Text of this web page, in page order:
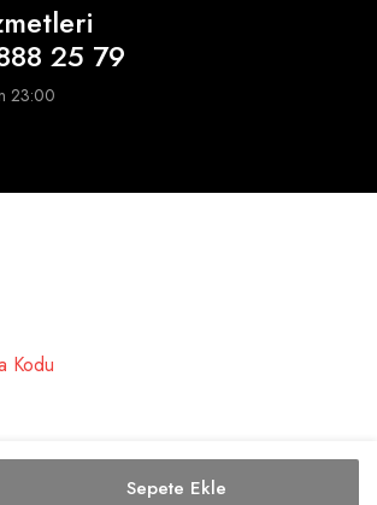
Sepete Ekle
25 79
23:00
Copyright 2026 © Sultanlique